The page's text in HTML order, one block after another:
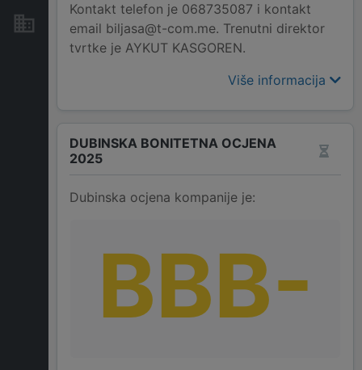
Nekretnine i imovina
Kontakt telefon je 068735087 i kontakt
email biljasa@t-com.me. Trenutni direktor
tvrtke je AYKUT KASGOREN.
Više informacija
DUBINSKA BONITETNA OCJENA
2025
Dubinska ocjena kompanije je:
BBB-